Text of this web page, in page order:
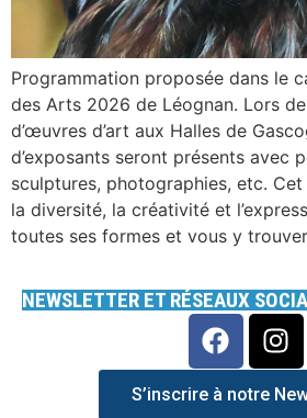
Programmation proposée dans le
des Arts 2026 de Léognan. Lors
d’œuvres d’art aux Halles de
d’exposants seront présents avec
sculptures, photographies, etc.
la diversité, la créativité et
toutes ses formes et vous y
NEWSLETTER ET RÉSEAUX
S’inscrire à notre